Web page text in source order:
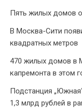
Пять жилых домов
В Москва-Сити
квадратных метров
470 жилых домов в
капремонта в этом
Подстанция
1,3 млрд рублей в